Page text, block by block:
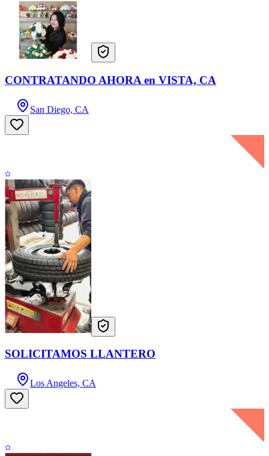
CONTRATANDO AHORA en VISTA, CA
San Diego, CA
SOLICITAMOS LLANTERO
Los Angeles, CA